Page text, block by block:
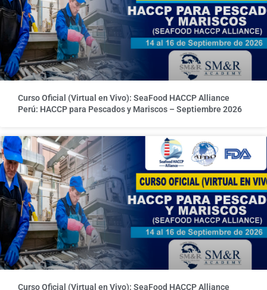
Curso Oficial (Virtual en Vivo): SeaFood HACCP Alliance
Perú: HACCP para Pescados y Mariscos – Septiembre 2026
Curso Oficial (Virtual en Vivo): SeaFood HACCP Alliance